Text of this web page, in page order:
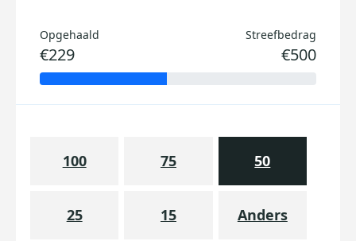
Opgehaald
€229
Streefbedrag
€500
100 75 50
25 15 Anders